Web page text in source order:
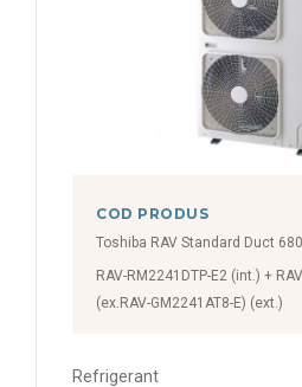
COD PRODUS
Toshiba RAV Standard Duct
RAV-RM2241DTP-E2 (int.) +
(ex.RAV-GM2241AT8-E) (ext.)
Refrigerant